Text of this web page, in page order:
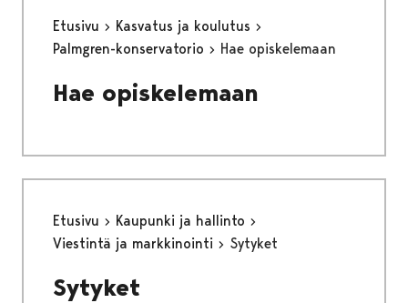
Etusivu
Kasvatus ja koulutus
Palmgren-konservatorio
Hae opiskelemaan
Hae opiskelemaan
Etusivu
Kaupunki ja hallinto
Viestintä ja markkinointi
Sytyket
Sytyket